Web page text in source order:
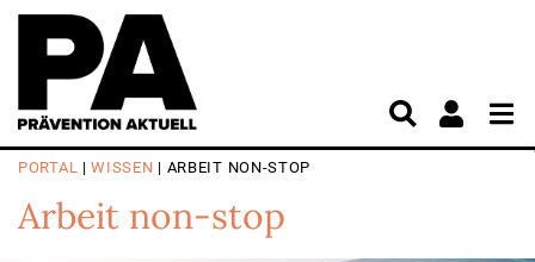
PORTAL |WISSEN | ARBEIT NON-STOP
Arbeit non-stop